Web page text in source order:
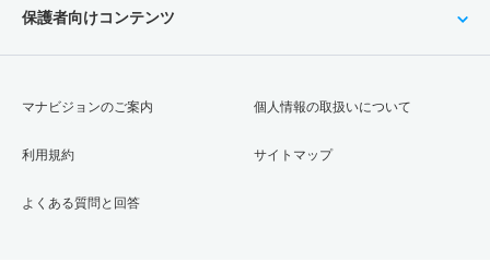
保護者向けコンテンツ
マナビジョンのご案内
利用規約
よくある質問と回答
個人情報の取扱いについて
サイトマップ